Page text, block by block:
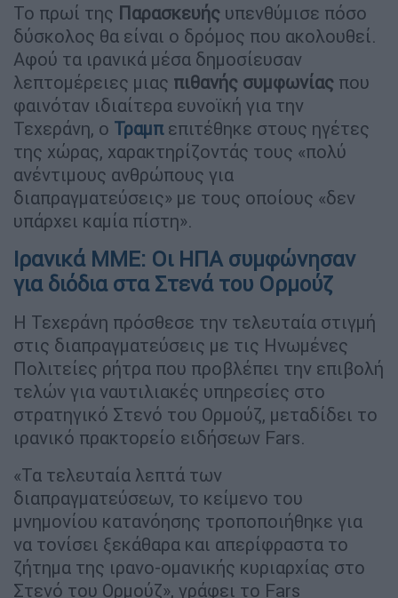
Το πρωί της Παρασκευής υπενθύμισε πόσο
δύσκολος θα είναι ο δρόμος που ακολουθεί.
Αφού τα ιρανικά μέσα δημοσίευσαν
λεπτομέρειες μιας πιθανής συμφωνίας που
φαινόταν ιδιαίτερα ευνοϊκή για την
Τεχεράνη, ο Τραμπ επιτέθηκε στους ηγέτες
της χώρας, χαρακτηρίζοντάς τους «πολύ
ανέντιμους ανθρώπους για
διαπραγματεύσεις» με τους οποίους «δεν
υπάρχει καμία πίστη».
Ιρανικά ΜΜΕ: Οι ΗΠΑ συμφώνησαν
για διόδια στα Στενά του Ορμούζ
Η Τεχεράνη πρόσθεσε την τελευταία στιγμή
στις διαπραγματεύσεις με τις Ηνωμένες
Πολιτείες ρήτρα που προβλέπει την επιβολή
τελών για ναυτιλιακές υπηρεσίες στο
στρατηγικό Στενό του Ορμούζ, μεταδίδει το
ιρανικό πρακτορείο ειδήσεων Fars.
«Τα τελευταία λεπτά των
διαπραγματεύσεων, το κείμενο του
μνημονίου κατανόησης τροποποιήθηκε για
να τονίσει ξεκάθαρα και απερίφραστα το
ζήτημα της ιρανο-ομανικής κυριαρχίας στο
Στενό του Ορμούζ», γράφει το Fars